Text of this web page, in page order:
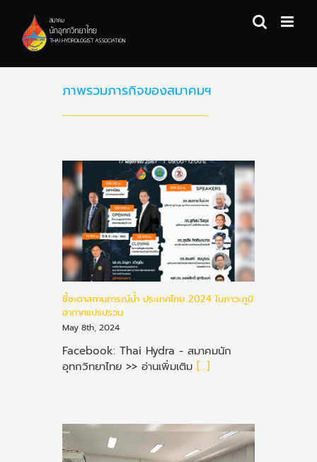
content
ภาพรวมภารกิจของสมาคมฯ
ชี้ชะตาสถานการณ์นํ้า ประเทศไทย 2024 ในภาวะภูมิ
อากาศแปรปรวน
May 8th, 2024
Facebook: Thai Hydra - สมาคมนัก
อุทกวิทยาไทย >> อ่านเพิ่มเติม [...]